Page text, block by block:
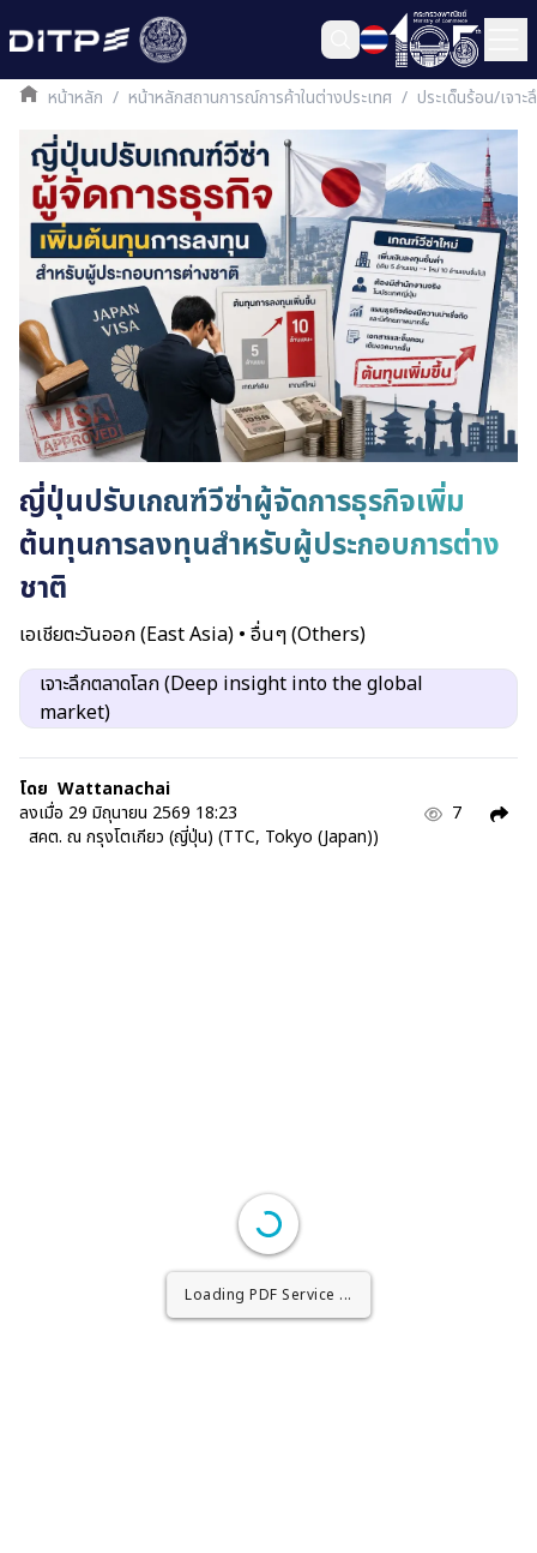
หน้าหลัก / หน้าหลักสถานการณ์การค้าในต่างประเทศ / ประเด็นร้อน/เจา
ญี่ปุ่นปรับเกณฑ์วีซ่าผู้จัดการธุรกิจเพิ่ม
ต้นทุนการลงทุนสำหรับผู้ประกอบการต่าง
ชาติ
เอเชียตะวันออก (East Asia) • อื่นๆ (Others)
เจาะลึกตลาดโลก (Deep insight into the global
market)
โดย Wattanachai
ลงเมื่อ 29 มิถุนายน 2569 18:23
สคต. ณ กรุงโตเกียว (ญี่ปุ่น) (TTC, Tokyo (Japan))
7
Loading PDF Worker ...
Loading PDF Service ...